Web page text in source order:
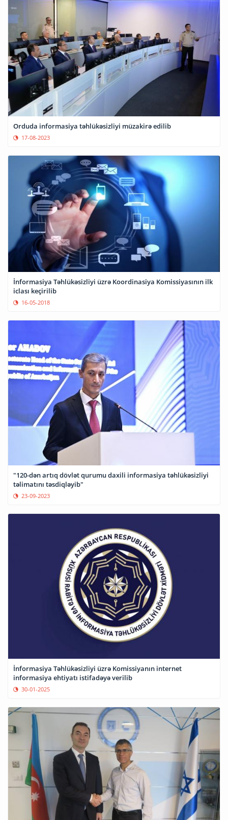
Orduda informasiya təhlükəsizliyi müzakirə edilib
17-08-2023
İnformasiya Təhlükəsizliyi üzrə Koordinasiya Komissiyasının ilk
iclası keçirilib
16-05-2018
"120-dən artıq dövlət qurumu daxili informasiya təhlükəsizliyi
təlimatını təsdiqləyib"
23-09-2023
İnformasiya Təhlükəsizliyi üzrə Komissiyanın internet
informasiya ehtiyatı istifadəyə verilib
30-01-2025